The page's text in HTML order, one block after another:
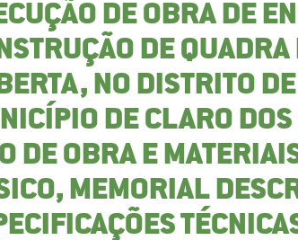
DE OBRA DE
DE
NO DISTRITO
DE CLARO
DE OBRA E
MEMORIAL